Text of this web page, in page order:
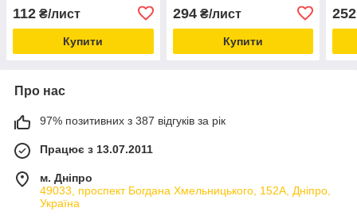
112 ₴/лист
Купити
294₴/лист
Купити
252
Про нас
97% позитивних з 387 відгуків за рік
Працює з 13.07.2011
м. Дніпро
49033, проспект Богдана Хмельницького, 152А, Дніпро,
Україна